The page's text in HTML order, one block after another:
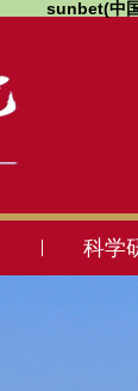
sunbet(中
科学